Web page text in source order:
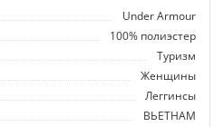
Under Armour
100% полиэстер
Туризм
Женщины
Леггинсы
ВЬЕТНАМ